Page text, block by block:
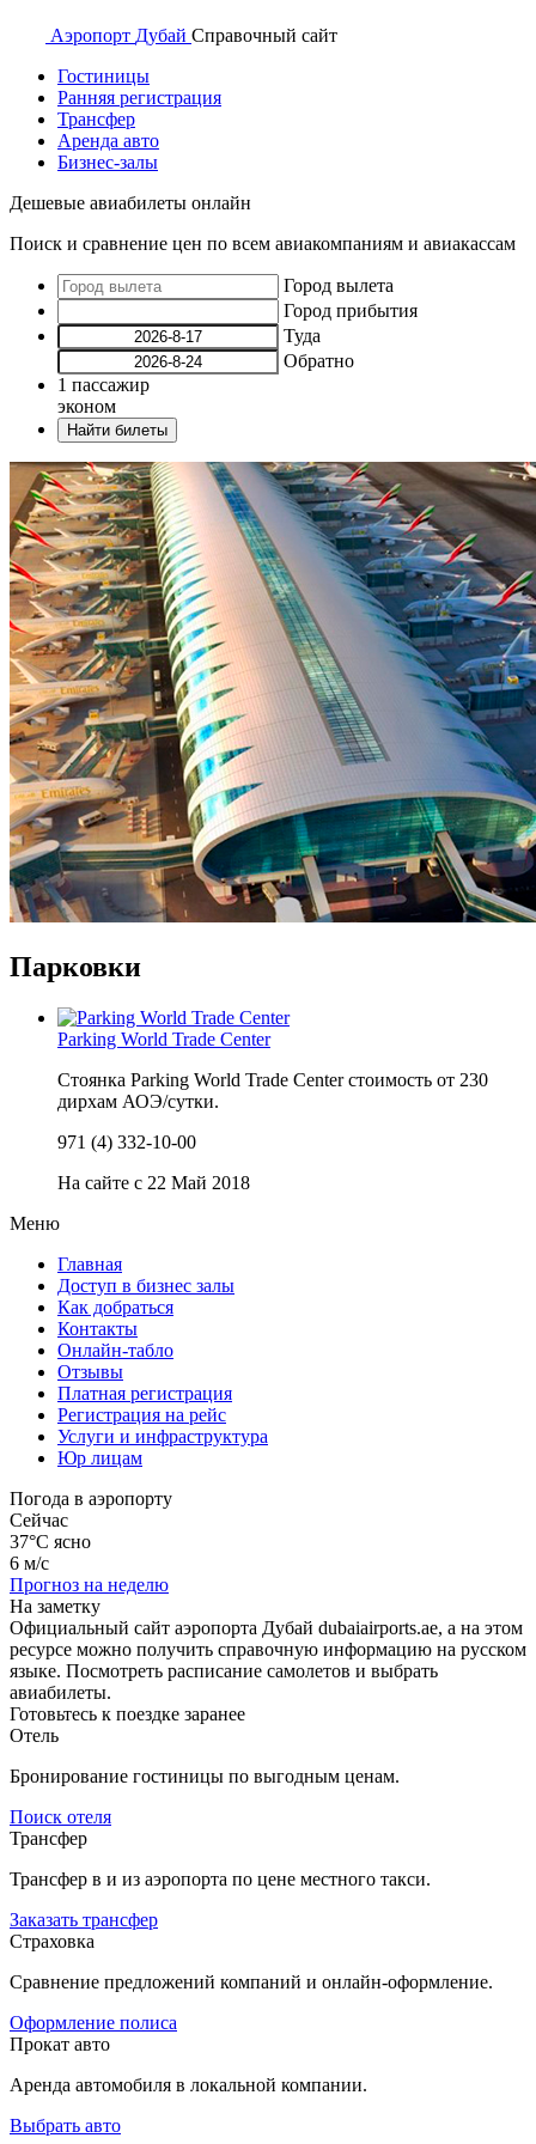
Аэропорт Дубай Справочный сайт
Гостиницы
Ранняя регистрация
Трансфер
Аренда авто
Бизнес-залы
Дешевые авиабилеты онлайн
Поиск и сравнение цен по всем авиакомпаниям и авиакассам
Город вылета
Город прибытия
Туда
Обратно
1 пассажир
эконом
Найти билеты
Парковки
Parking World Trade Center
Стоянка Parking World Trade Center стоимость от 230
дирхам АОЭ/сутки.
971 (4) 332-10-00
На сайте с 22 Май 2018
Меню
Главная
Доступ в бизнес залы
Как добраться
Контакты
Онлайн-табло
Отзывы
Платная регистрация
Регистрация на рейс
Услуги и инфраструктура
Юр лицам
Погода в аэропорту
Сейчас
37°C ясно
6 м/с
Прогноз на неделю
На заметку
Официальный сайт аэропорта Дубай dubaiairports.ae, а на этом
ресурсе можно получить справочную информацию на русском
языке. Посмотреть расписание самолетов и выбрать
авиабилеты.
Готовьтесь к поездке заранее
Отель
Бронирование гостиницы по выгодным ценам.
Поиск отеля
Трансфер
Трансфер в и из аэропорта по цене местного такси.
Заказать трансфер
Страховка
Сравнение предложений компаний и онлайн-оформление.
Оформление полиса
Прокат авто
Аренда автомобиля в локальной компании.
Выбрать авто